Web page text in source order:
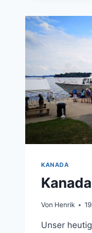
KANADA
Von Henrik
Unser